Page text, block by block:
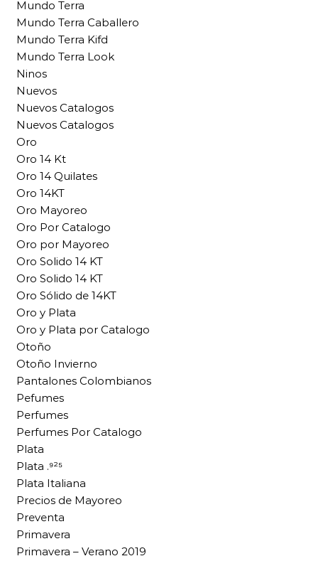
Mundo Terra
Mundo Terra Caballero
Mundo Terra Kifd
Mundo Terra Look
Ninos
Nuevos
Nuevos Catalogos
Nuevos Catalogos
Oro
Oro 14 Kt
Oro 14 Quilates
Oro 14KT
Oro Mayoreo
Oro Por Catalogo
Oro por Mayoreo
Oro Solido 14 KT
Oro Solido 14 KT
Oro Sólido de 14KT
Oro y Plata
Oro y Plata por Catalogo
Otoño
Otoño Invierno
Pantalones Colombianos
Pefumes
Perfumes
Perfumes Por Catalogo
Plata
Plata .⁹²⁵
Plata Italiana
Precios de Mayoreo
Preventa
Primavera
Primavera – Verano 2019